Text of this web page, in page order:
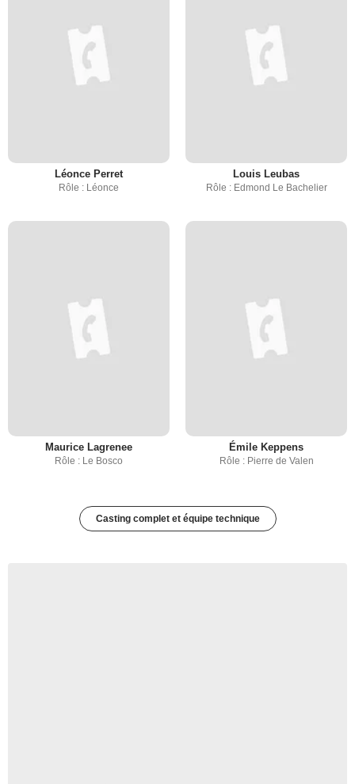
Léonce Perret
Rôle : Léonce
Louis Leubas
Rôle : Edmond Le Bachelier
Maurice Lagrenee
Rôle : Le Bosco
Émile Keppens
Rôle : Pierre de Valen
Casting complet et équipe technique